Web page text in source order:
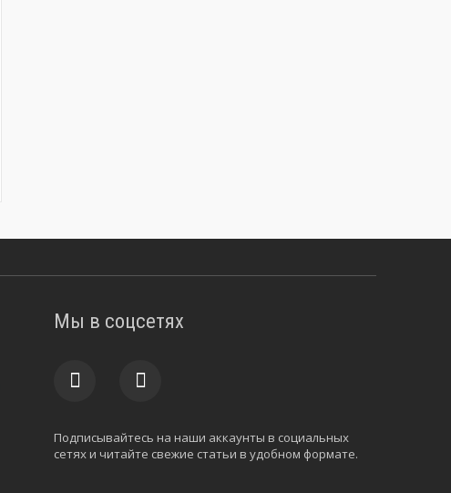
Мы в соцсетях
Подписывайтесь на наши аккаунты в социальных
сетях и читайте свежие статьи в удобном формате.